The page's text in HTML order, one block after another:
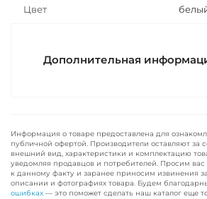
Цвет
Дополнительная
Информация о товаре предоставлена для
публичной офертой. Производители оставляют за
внешний вид, характеристики и комплектацию
уведомляя продавцов и потребителей. Просим
к данному факту и заранее приносим извинения
описании и фотографиях товара. Будем
ошибках — это поможет сделать наш каталог еще